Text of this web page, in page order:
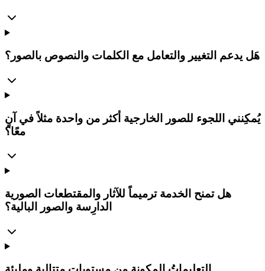
هَل يدعم التغيير والتعامل مع الكلمات والنصوص بالصور؟
يُمكِنني اللجوء للصور الخارجية أكثر من واحدة مثلاً في آنٍ
معًا؟
هل تمنح الخدمة ترميماً للآثار والمقتطعات الصورية
الدارِسة والصور البالية؟